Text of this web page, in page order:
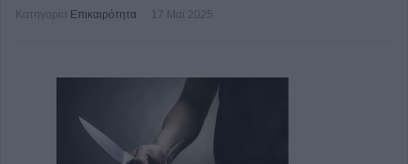
Κατηγορία Επικαιρότητα 17 Μαϊ 2025